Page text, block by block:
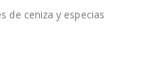
de ceniza y especias